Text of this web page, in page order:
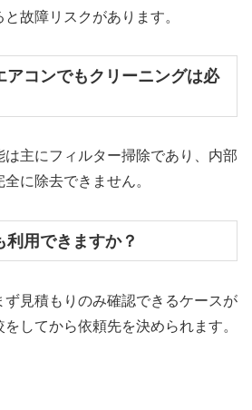
故障リスクがあります。
アコンでもクリーニングは必
主にフィルター掃除であり、内部
に除去できません。
利用できますか？
ず見積もりのみ確認できるケースが
してから依頼先を決められます。